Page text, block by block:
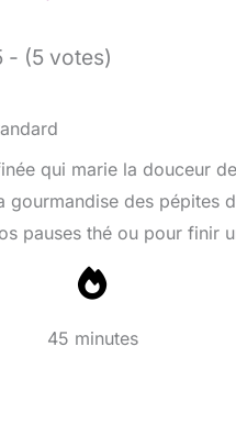
- (5 votes)
qui marie la douceur
gourmandise des pépites
pauses thé ou pour finir
45 minutes